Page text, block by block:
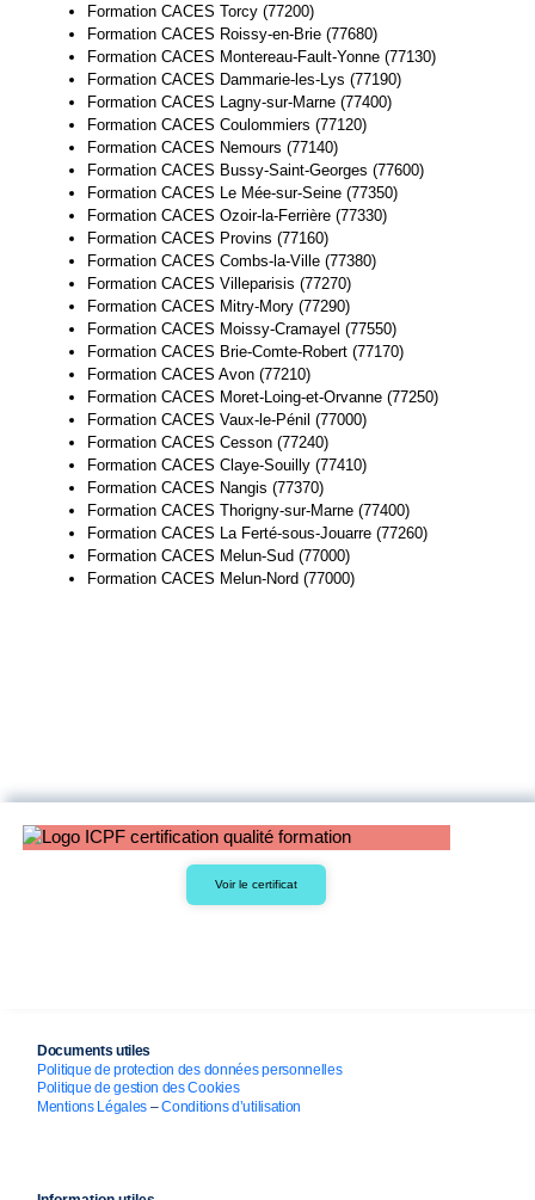
Formation CACES Torcy (77200)
Formation CACES Roissy-en-Brie (77680)
Formation CACES Montereau-Fault-Yonne (77130)
Formation CACES Dammarie-les-Lys (77190)
Formation CACES Lagny-sur-Marne (77400)
Formation CACES Coulommiers (77120)
Formation CACES Nemours (77140)
Formation CACES Bussy-Saint-Georges (77600)
Formation CACES Le Mée-sur-Seine (77350)
Formation CACES Ozoir-la-Ferrière (77330)
Formation CACES Provins (77160)
Formation CACES Combs-la-Ville (77380)
Formation CACES Villeparisis (77270)
Formation CACES Mitry-Mory (77290)
Formation CACES Moissy-Cramayel (77550)
Formation CACES Brie-Comte-Robert (77170)
Formation CACES Avon (77210)
Formation CACES Moret-Loing-et-Orvanne (77250)
Formation CACES Vaux-le-Pénil (77000)
Formation CACES Cesson (77240)
Formation CACES Claye-Souilly (77410)
Formation CACES Nangis (77370)
Formation CACES Thorigny-sur-Marne (77400)
Formation CACES La Ferté-sous-Jouarre (77260)
Formation CACES Melun-Sud (77000)
Formation CACES Melun-Nord (77000)
Voir le certificat
Documents utiles
Politique de protection des données personnelles
Politique de gestion des Cookies
Mentions Légales –Conditions d’utilisation